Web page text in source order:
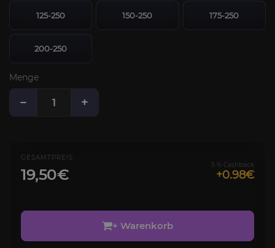
125-250 150-250 175-250
200-250
Menge
− +
GESAMTPREIS
19,50€
5 % Cashback
+0.98€
+ Warenkorb